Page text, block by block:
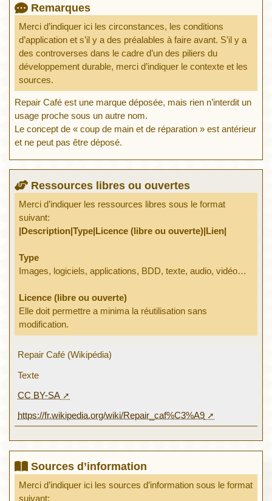
Remarques
Merci d’indiquer ici les circonstances, les conditions
d’application et s’il y a des préalables à faire avant. S’il y a
des controverses dans le cadre d’un des piliers du
développement durable, merci d’indiquer le contexte et les
sources.
Repair Café est une marque déposée, mais rien n’interdit un
usage proche sous un autre nom.
Le concept de « coup de main et de réparation » est antérieur
et ne peut pas être déposé.
Ressources libres ou ouvertes
Merci d’indiquer les ressources libres sous le format
suivant:
|Description|Type|Licence (libre ou ouverte)|Lien|
Type
Images, logiciels, applications, BDD, texte, audio, vidéo…
Licence (libre ou ouverte)
Elle doit permettre a minima la réutilisation sans
modification.
Repair Café (Wikipédia)
Texte
CC BY-SA
https://fr.wikipedia.org/wiki/Repair_caf%C3%A9
Sources d’information
Merci d’indiquer ici les sources d’information sous le format
suivant: